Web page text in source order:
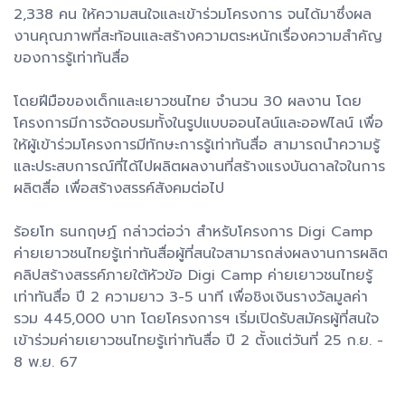
2,338 คน ให้ความสนใจและเข้าร่วมโครงการ จนได้มาซึ่งผล
งานคุณภาพที่สะท้อนและสร้างความตระหนักเรื่องความสำคัญ
ของการรู้เท่าทันสื่อ
โดยฝีมือของเด็กและเยาวชนไทย จำนวน 30 ผลงาน โดย
โครงการมีการจัดอบรมทั้งในรูปแบบออนไลน์และออฟไลน์ เพื่อ
ให้ผู้เข้าร่วมโครงการมีทักษะการรู้เท่าทันสื่อ สามารถนำความรู้
และประสบการณ์ที่ได้ไปผลิตผลงานที่สร้างแรงบันดาลใจในการ
ผลิตสื่อ เพื่อสร้างสรรค์สังคมต่อไป
ร้อยโท ธนกฤษฏ์ กล่าวต่อว่า สำหรับโครงการ Digi Camp
ค่ายเยาวชนไทยรู้เท่าทันสื่อผู้ที่สนใจสามารถส่งผลงานการผลิต
คลิปสร้างสรรค์ภายใต้หัวข้อ Digi Camp ค่ายเยาวชนไทยรู้
เท่าทันสื่อ ปี 2 ความยาว 3-5 นาที เพื่อชิงเงินรางวัลมูลค่า
รวม 445,000 บาท โดยโครงการฯ เริ่มเปิดรับสมัครผู้ที่สนใจ
เข้าร่วมค่ายเยาวชนไทยรู้เท่าทันสื่อ ปี 2 ตั้งแต่วันที่ 25 ก.ย. -
8 พ.ย. 67